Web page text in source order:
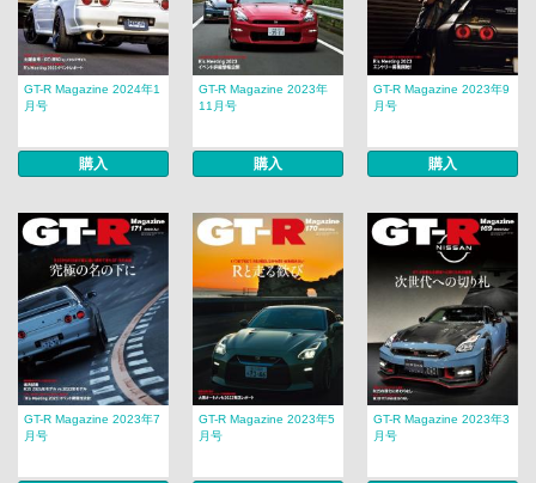
GT-R Magazine 2024年1
月号
購入
GT-R Magazine 2023年
11月号
購入
GT-R Magazine 2023年9
月号
購入
GT-R Magazine 2023年7
月号
GT-R Magazine 2023年5
月号
GT-R Magazine 2023年3
月号